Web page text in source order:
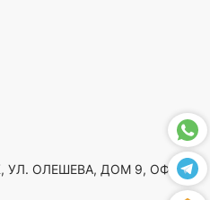
УЛ. ОЛЕШЕВА, ДОМ 9, ОФ. 5,